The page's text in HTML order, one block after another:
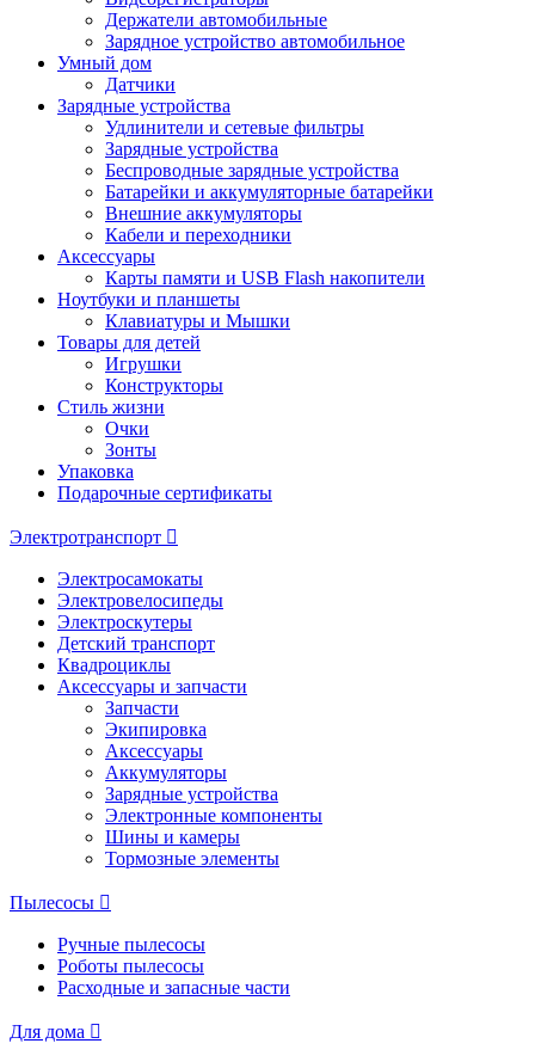
Держатели автомобильные
Зарядное устройство автомобильное
Умный дом
Датчики
Зарядные устройства
Удлинители и сетевые фильтры
Зарядные устройства
Беспроводные зарядные устройства
Батарейки и аккумуляторные батарейки
Внешние аккумуляторы
Кабели и переходники
Аксессуары
Карты памяти и USB Flash накопители
Ноутбуки и планшеты
Клавиатуры и Мышки
Товары для детей
Игрушки
Конструкторы
Стиль жизни
Очки
Зонты
Упаковка
Подарочные сертификаты
Электротранспорт
Электросамокаты
Электровелосипеды
Электроскутеры
Детский транспорт
Квадроциклы
Аксессуары и запчасти
Запчасти
Экипировка
Аксессуары
Аккумуляторы
Зарядные устройства
Электронные компоненты
Шины и камеры
Тормозные элементы
Пылесосы
Ручные пылесосы
Роботы пылесосы
Расходные и запасные части
Для дома